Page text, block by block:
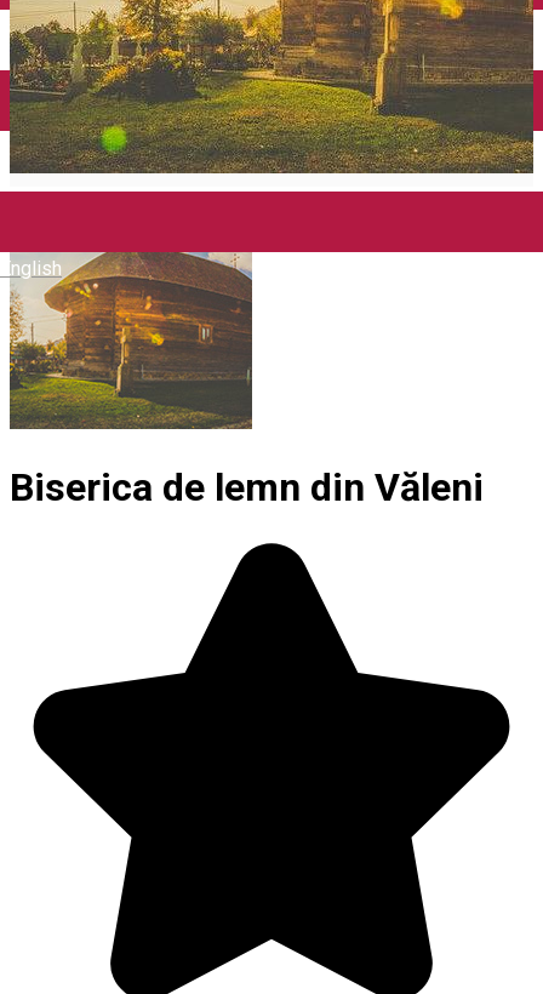
English
Mănăstirea Bistrița
Lacul Izvorul Muntelui
Casa memorială „Ion Creangă” din Humuleşti
Mănăstirea Secu
Lacul Cuejdel
Biserica de lemn din Văleni